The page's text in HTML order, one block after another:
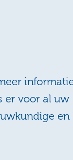
er voor al uw
en